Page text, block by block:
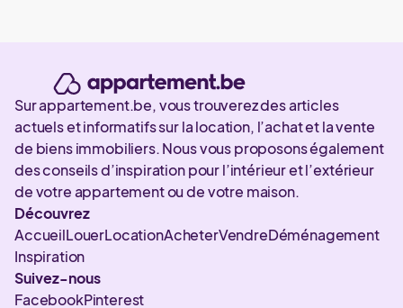
Sur appartement.be, vous trouverez des articles
actuels et informatifs sur la location, l’achat et la vente
de biens immobiliers. Nous vous proposons également
des conseils d’inspiration pour l’intérieur et l’extérieur
de votre appartement ou de votre maison.
Découvrez
AccueilLouerLocationAcheterVendreDéménagement
Inspiration
Suivez-nous
FacebookPinterest